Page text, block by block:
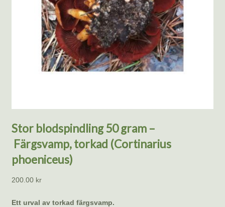
Stor blodspindling 50 gram –
Färgsvamp, torkad (Cortinarius
phoeniceus)
200.00 kr
Ett urval av torkad färgsvamp.